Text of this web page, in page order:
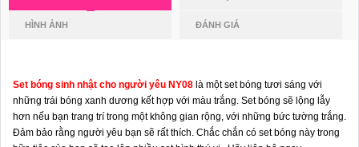
HÌNH ẢNH ĐÁNH GIÁ
Set bóng sinh nhật cho người yêu NY08 là một set bóng tươi sáng với
những trái bóng xanh dương kết hợp với màu trắng. Set bóng sẽ lộng lẫy
hơn nếu bạn trang trí trong một không gian rộng, với những bức tường trắng.
Đảm bảo rằng người yêu bạn sẽ rất thích. Chắc chắn có set bóng này trong